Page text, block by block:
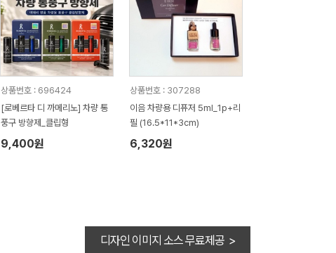
상품번호 : 696424
[로베르타 디 까메리노] 차량 통
풍구 방향제_클립형
9,400원
상품번호 : 307288
이음 차량용 디퓨저 5ml_1p+리
필 (16.5*11*3cm)
6,320원
디자인 이미지 소스 무료제공 >